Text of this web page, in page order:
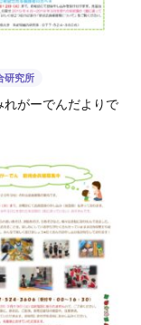
研究所
れがーでんだよりで